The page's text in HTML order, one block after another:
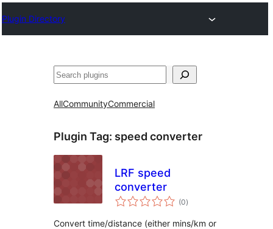
Plugin Directory
Хайх
AllCommunityCommercial
Plugin Tag: speed converter
LRF speed
converter
(0total
ratings
)
Convert time/distance (either mins/km or